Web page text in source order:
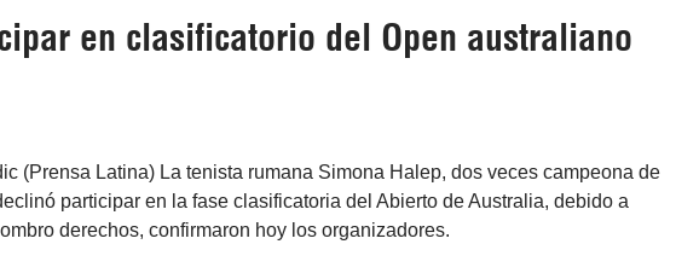
en clasificatorio del Open australiano
(Prensa Latina) La tenista rumana Simona Halep, dos veces campeona de
participar en la fase clasificatoria del Abierto de Australia, debido a
derechos, confirmaron hoy los organizadores.